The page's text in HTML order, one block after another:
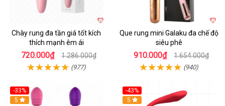
Chày rung đa tần giá tốt kích
thích mạnh êm ái
720.000₫ 1.286.000₫
(977)
Que rung mini Galaku đa chế độ
siêu phê
910.000₫ 1.654.000₫
(940)
-33%
Hot
5
-43%
Hot
5